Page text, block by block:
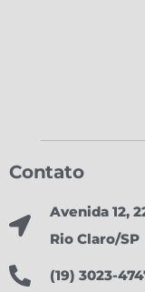
Contato
Avenida 12,
Rio Claro/SP
(19) 3023-